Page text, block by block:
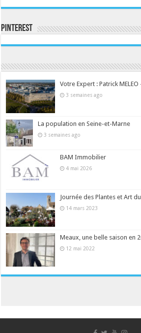
Pinterest
Votre Expert : Patrick
3 semaines ago
La population en Seine-et-Marne
3 semaines ago
BAM Immobilier
4 mai 2026
Journée des Plantes et Art
14 mars 2023
Meaux, une belle saison en
12 mai 2022